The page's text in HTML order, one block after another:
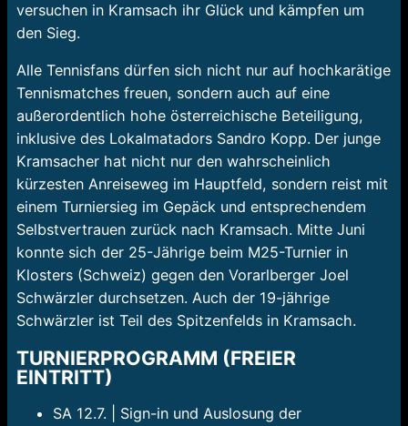
versuchen in Kramsach ihr Glück und kämpfen um
den Sieg.
Alle Tennisfans dürfen sich nicht nur auf hochkarätige
Tennismatches freuen, sondern auch auf eine
außerordentlich hohe österreichische Beteiligung,
inklusive des Lokalmatadors Sandro Kopp. Der junge
Kramsacher hat nicht nur den wahrscheinlich
kürzesten Anreiseweg im Hauptfeld, sondern reist mit
einem Turniersieg im Gepäck und entsprechendem
Selbstvertrauen zurück nach Kramsach. Mitte Juni
konnte sich der 25-Jährige beim M25-Turnier in
Klosters (Schweiz) gegen den Vorarlberger Joel
Schwärzler durchsetzen. Auch der 19-jährige
Schwärzler ist Teil des Spitzenfelds in Kramsach.
TURNIERPROGRAMM (FREIER
EINTRITT)
SA 12.7. | Sign-in und Auslosung der